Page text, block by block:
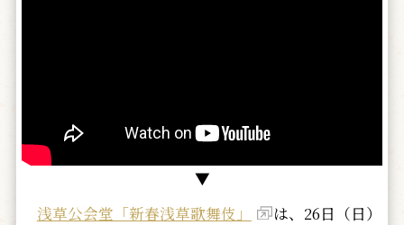
▼
浅草公会堂「新春浅草歌舞伎」
は、26日（日）